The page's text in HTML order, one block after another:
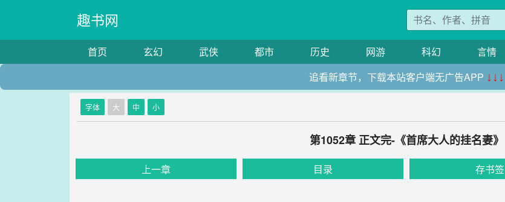
趣书网
首页 玄幻 武侠 都市 历史 网游 科幻 言情
追看新章节，下载本站客户端无广告APP ↓↓↓
字体 大 中 小
第1052章 正文完-《首席大人的挂名妻》
上一章 目录 存书签